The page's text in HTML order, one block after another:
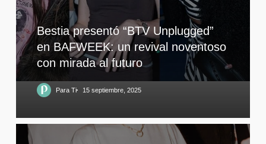
Bestia presentó “BTV Unplugged”
en BAFWEEK: un revival noventoso
con mirada al futuro
Para Ti 15 septiembre, 2025